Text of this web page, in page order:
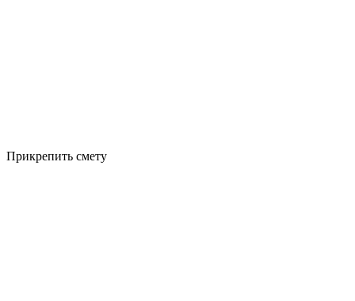
Прикрепить смету